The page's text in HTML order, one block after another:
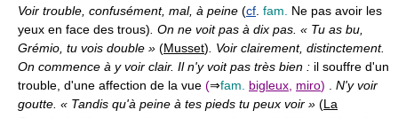
Voir trouble, confusément, mal, à peine (cf fam.
Ne pas avoir les
yeux en face des trous) . On ne voit pas à dix pas. « Tu as bu,
Grémio, tu vois double » (Musset) . Voir clairement, distinctement.
On commence à y voir clair. Il n'y voit pas très bien : il souffre d'un
trouble, d'une affection de la vue (⇒fam. bigleux miro)
N'y voir
goutte. « Tandis qu'à peine à tes pieds tu peux voir » (La